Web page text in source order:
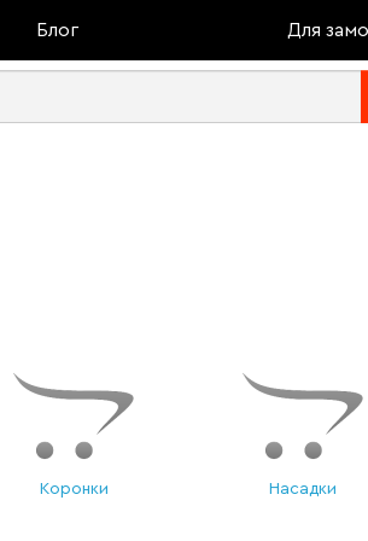
Блог Для
Коронки Насадки